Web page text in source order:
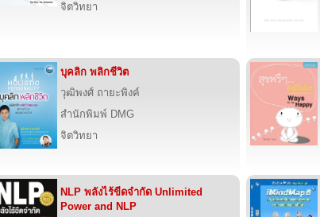
จิตวิทยา
บุคลิก พลิกชีวิต
วุฒิพงศ์ ถายะพิงค์
สำนักพิมพ์ DMG
จิตวิทยา
NLP พลังไร้ขีดจำกัด Unlimited
Power and NLP